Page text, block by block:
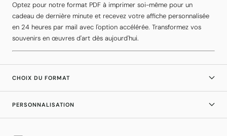
Optez pour notre format PDF à imprimer soi-même pour un
cadeau de dernière minute et recevez votre affiche personnalisée
en 24 heures par mail avec l'option accélérée. Transformez vos
souvenirs en œuvres d'art dès aujourd'hui.
CHOIX DU FORMAT
PERSONNALISATION